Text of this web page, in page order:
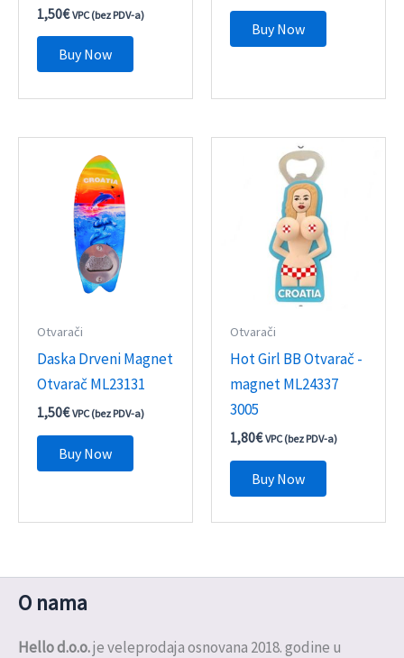
1,50€ VPC (bez PDV-a)
Buy Now
Buy Now
Otvarači
Daska Drveni Magnet
Otvarač ML23131
1,50€ VPC (bez PDV-a)
Buy Now
Otvarači
Hot Girl BB Otvarač -
magnet ML24337
3005
1,80€ VPC (bez PDV-a)
Buy Now
O nama
Hello d.o.o.je veleprodaja osnovana 2018. godine u